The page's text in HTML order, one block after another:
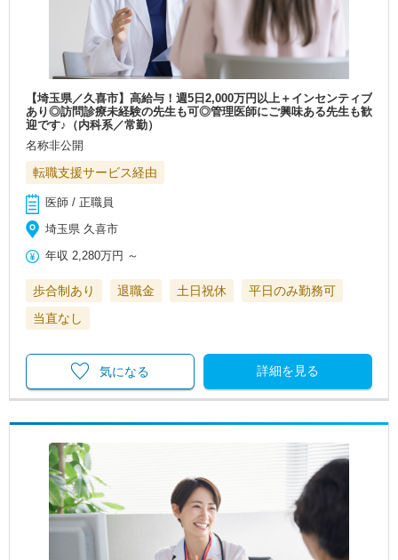
【埼玉県／久喜市】高給与！週5日2,000万円以上＋インセンティブ
あり◎訪問診療未経験の先生も可◎管理医師にご興味ある先生も歓
迎です♪（内科系／常勤）
名称非公開
転職支援サービス経由
医師 / 正職員
埼玉県 久喜市
年収 2,280万円 ～
歩合制あり 退職金 土日祝休
平日のみ勤務可
当直なし
詳細を見る
気になる